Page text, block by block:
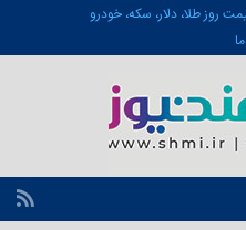
روز طلا، دلار، سکه، خودرو